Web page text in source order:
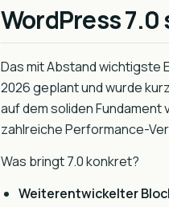
WordPress
Das mit Abstand wichtigste
2026 geplant und wurde
auf dem soliden Fundament
zahlreiche Performance-
Was bringt 7.0 konkret?
Weiterentwickelter